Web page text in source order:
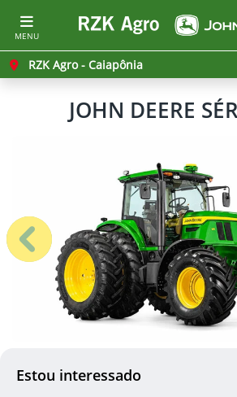
MENU
RZK Agro - Caiapônia
JOHN DEERE
Estou interessado
Anterior